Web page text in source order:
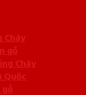
Cháy
gỗ
Cháy
Quốc